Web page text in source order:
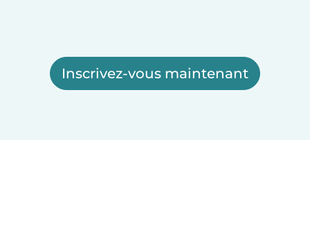
Inscrivez-vous maintenant